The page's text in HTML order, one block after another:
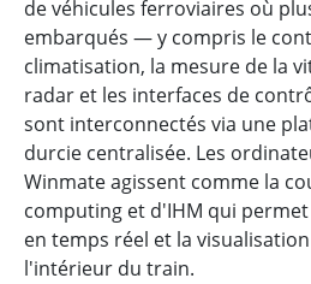
de véhicules ferroviaires où
embarqués — y compris le
climatisation, la mesure de la
radar et les interfaces de
sont interconnectés via une
durcie centralisée. Les
Winmate agissent comme la
computing et d'IHM qui
en temps réel et la
l'intérieur du train.